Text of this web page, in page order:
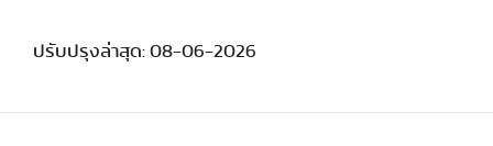
ปรับปรุงล่าสุด: 08-06-2026